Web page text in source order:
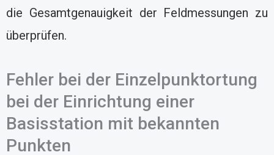
die Gesamtgenauigkeit der Feldmessungen zu
überprüfen.
Fehler bei der Einzelpunktortung
bei der Einrichtung einer
Basisstation mit bekannten
Punkten